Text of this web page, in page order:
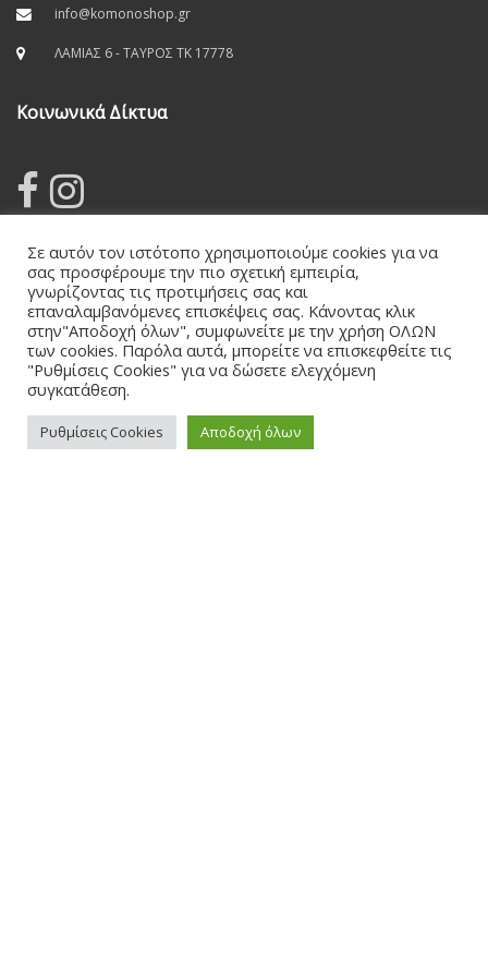
info@komonoshop.gr
ΛΑΜΙΑΣ 6 - ΤΑΥΡΟΣ TK 17778
Κοινωνικά Δίκτυα
Όροι
Όροι & Προϋποθέσεις
Πολιτική Προστασίας Προσωπικών Δεδομένων
Υπαναχώρηση/Επιστροφή – Αντικατάσταση Προϊόντων
0
Σε αυτόν τον ιστότοπο χρησιμοποιούμε cookies για να
σας προσφέρουμε την πιο σχετική εμπειρία,
γνωρίζοντας τις προτιμήσεις σας και
επαναλαμβανόμενες επισκέψεις σας. Κάνοντας κλικ
στην"Αποδοχή όλων", συμφωνείτε με την χρήση ΟΛΩΝ
των cookies. Παρόλα αυτά, μπορείτε να επισκεφθείτε τις
"Ρυθμίσεις Cookies" για να δώσετε ελεγχόμενη
συγκατάθεση.
Ρυθμίσεις Cookies Αποδοχή όλων